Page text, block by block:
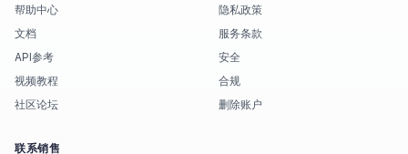
帮助中心
文档
API参考
视频教程
社区论坛
隐私政策
服务条款
安全
合规
删除账户
联系销售